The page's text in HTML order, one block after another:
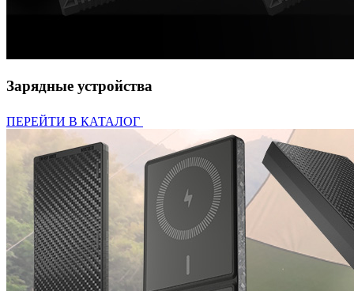
Зарядные устройства
ПЕРЕЙТИ В КАТАЛОГ